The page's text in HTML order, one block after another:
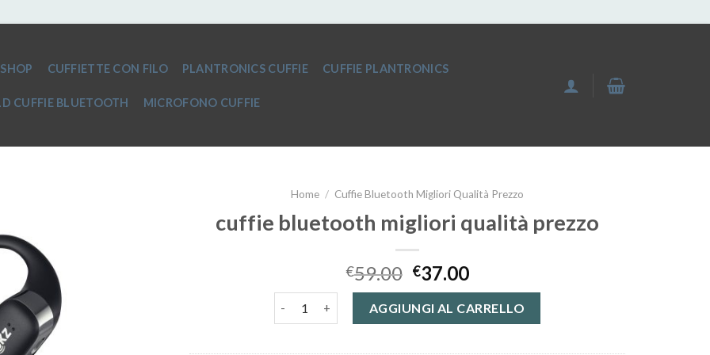
SHOP CUFFIETTE CON FILO PLANTRONICS CUFFIE CUFFIE PLANTRONICS
CUFFIE BLUETOOTH MICROFONO CUFFIE
Home / Cuffie Bluetooth Migliori Qualità Prezzo
cuffie bluetooth migliori qualità prezzo
€59.00 €37.00
AGGIUNGI AL CARRELLO